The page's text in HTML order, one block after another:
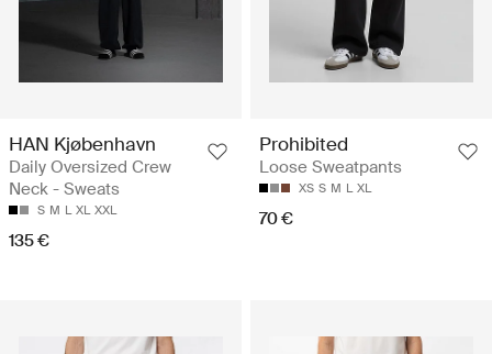
HAN Kjøbenhavn
Daily Oversized Crew
Neck - Sweats
S M L XL XXL
135 €
Prohibited
Loose Sweatpants
XS S M L XL
70 €